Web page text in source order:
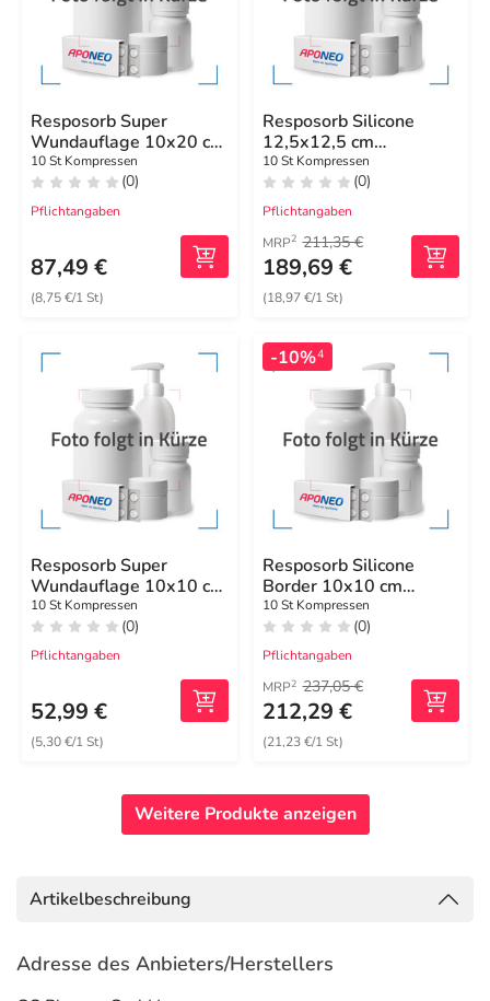
Resposorb Super
Wundauflage 10x20 cm
steril
10 St Kompressen
(0)
Pflichtangaben
87,49 €
(8,75 €/1 St)
Resposorb Silicone
12,5x12,5 cm
Kompressen
10 St Kompressen
(0)
Pflichtangaben
MRP2 211,35 €
189,69 €
(18,97 €/1 St)
Resposorb Super
Wundauflage 10x10 cm
steril
10 St Kompressen
(0)
Pflichtangaben
52,99 €
(5,30 €/1 St)
-10%4
Resposorb Silicone
Border 10x10 cm
Kompressen
10 St Kompressen
(0)
Pflichtangaben
MRP2 237,05 €
212,29 €
(21,23 €/1 St)
Weitere Produkte anzeigen
Artikelbeschreibung
Adresse des Anbieters/Herstellers